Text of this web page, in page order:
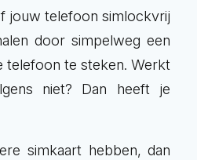
jouw telefoon simlockvrij
door simpelweg een
telefoon te steken. Werkt
niet? Dan heeft je
simkaart hebben, dan